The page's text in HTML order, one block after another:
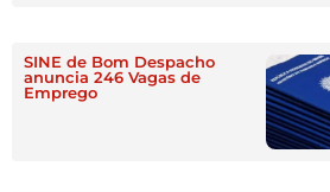
SINE de Bom Despacho
anuncia 246 Vagas de
Emprego